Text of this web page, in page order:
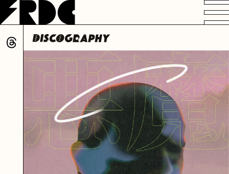
VIDEO
DISCOGRAPHY
GOODS FAN CLUB
HOME